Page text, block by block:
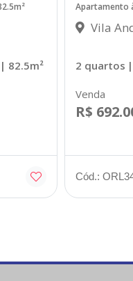
| 82.5m²
Apartamento
Vila
2 quartos
Venda
R$
Cód.: